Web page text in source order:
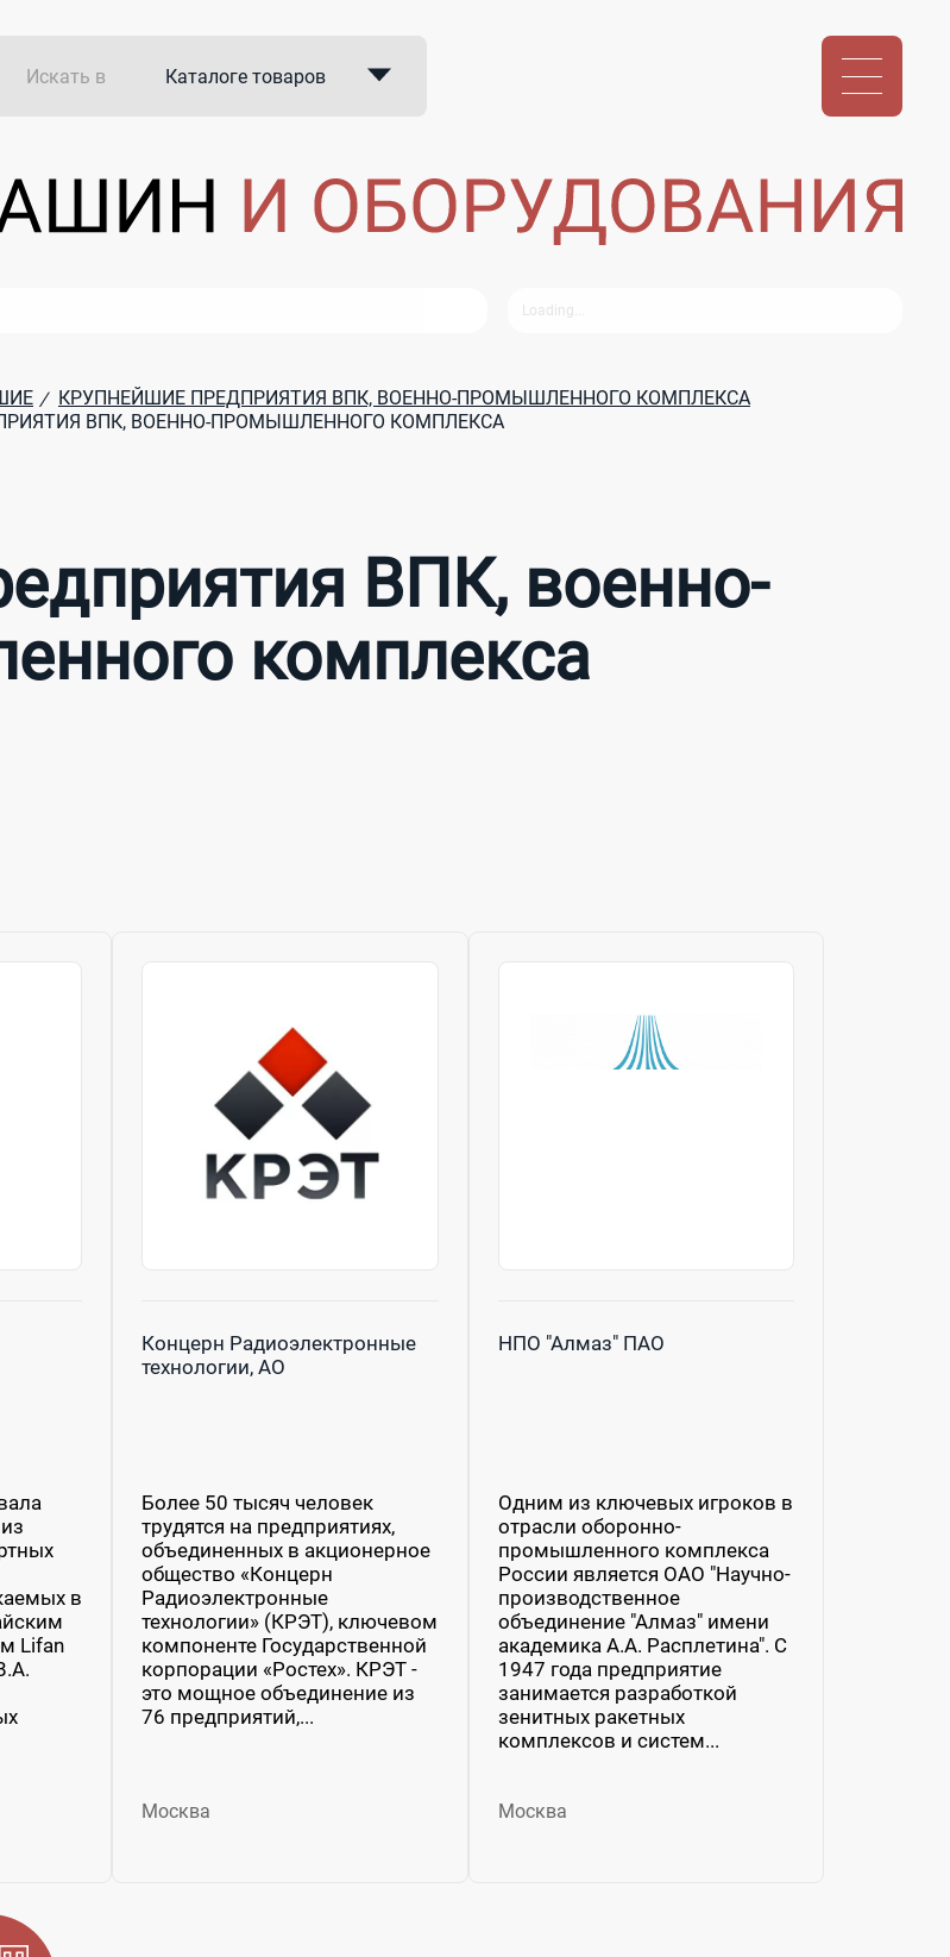
Искать в Каталоге товаров
В закупках
/ КРУПНЕЙШИЕ ПРЕДПРИЯТИЯ ВПК, ВОЕННО-ПРОМЫШЛЕННОГО КОМПЛЕКСА
ВПК, ВОЕННО-ПРОМЫШЛЕННОГО КОМПЛЕКСА
ВПК, военно-
комплекса
в Свердловской...
в
Lifan
Концерн Радиоэлектронные
технологии, АО
Более 50 тысяч человек
трудятся на предприятиях,
объединенных в акционерное
общество «Концерн
Радиоэлектронные
технологии» (КРЭТ), ключевом
компоненте Государственной
корпорации «Ростех». КРЭТ -
это мощное объединение из
76 предприятий,...
Москва
НПО "Алмаз" ПАО
Одним из ключевых игроков в
отрасли оборонно-
промышленного комплекса
России является ОАО "Научно-
производственное
объединение "Алмаз" имени
академика А.А. Расплетина". С
1947 года предприятие
занимается разработкой
зенитных ракетных
комплексов и систем...
Москва